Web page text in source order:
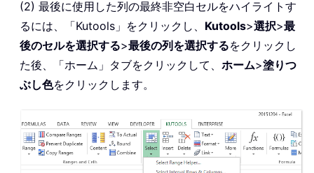
(2) 最後に使用した列の最終非空白セルをハイライトす
るには、「Kutools」をクリックし、 Kutools>選択>最
後のセルを選択する>最後の列を選択するをクリックし
た後、「ホーム」タブをクリックして、 ホーム>塗りつ
ぶし色をクリックします。